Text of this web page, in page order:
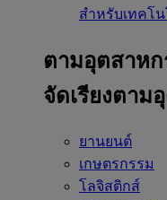
สำหรับเทคโน
ตามอุตสาหก
จัดเรียงตาม
ยานยนต์
เกษตรกรรม
โลจิสติกส์